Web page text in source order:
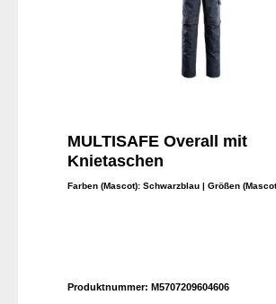
MULTISAFE Overall mit
Knietaschen
Farben (Mascot): Schwarzblau | Größen
Produktnummer: M5707209604606